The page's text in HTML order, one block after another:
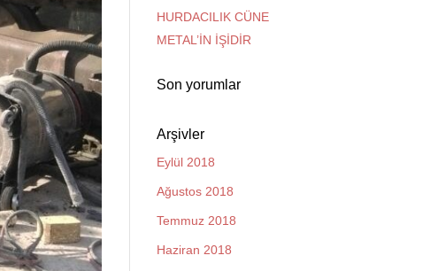
HURDACILIK CÜNE
METAL’İN İŞİDİR
Son yorumlar
Arşivler
Eylül 2018
Ağustos 2018
Temmuz 2018
Haziran 2018